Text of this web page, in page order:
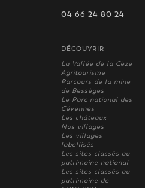
04 66 24 80 24
DÉCOUVRIR
La Vallée de la Cèze
Agritourisme
Parcours de la mine
de Bessèges
Le Parc national des
Cévennes
Les châteaux
Nos villages
Les villages
labellisés
Les sites classés au
patrimoine national
Les sites classés au
patrimoine de